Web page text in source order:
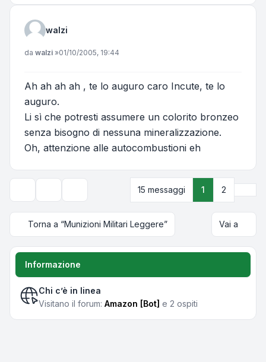
walzi
Messaggio
da walzi »01/10/2005, 19:44
Ah ah ah ah , te lo auguro caro Incute, te lo
auguro.
Li sì che potresti assumere un colorito bronzeo
senza bisogno di nessuna mineralizzazione.
Oh, attenzione alle autocombustioni eh
Opzioni di visualizzazione e ordinamento
15 messaggi 1 2
Torna a “Munizioni Militari Leggere” Vai a
Informazione
Chi c’è in linea
Visitano il forum: Amazon [Bot] e 2 ospiti